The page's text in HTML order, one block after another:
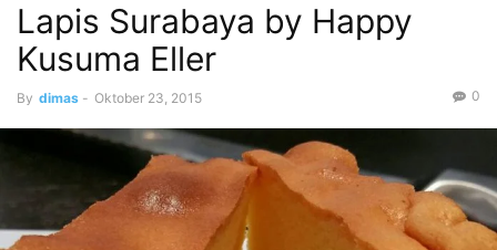
Lapis Surabaya by Happy
Kusuma Eller
By dimas - Oktober 23, 2015 0